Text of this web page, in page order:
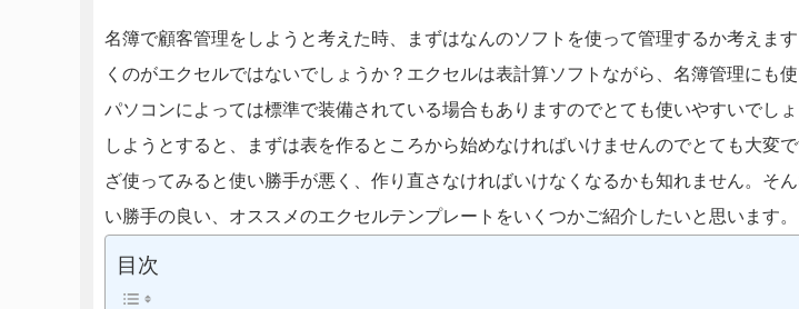
名簿で顧客管理をしようと考えた時、まずはなんのソフトを使って管理するか考えま
くのがエクセルではないでしょうか？エクセルは表計算ソフトながら、名簿管理にも
パソコンによっては標準で装備されている場合もありますのでとても使いやすいでし
しようとすると、まずは表を作るところから始めなければいけませんのでとても大変
ざ使ってみると使い勝手が悪く、作り直さなければいけなくなるかも知れません。そ
い勝手の良い、オススメのエクセルテンプレートをいくつかご紹介したいと思います
目次